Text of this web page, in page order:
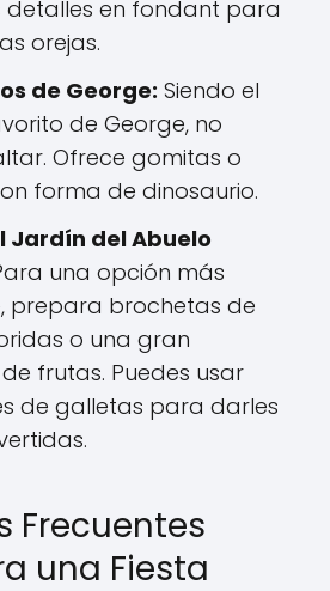
detalles en fondant para
orejas.
de George: Siendo el
de George, no
Ofrece gomitas o
forma de dinosaurio.
Jardín del Abuelo
una opción más
prepara brochetas de
o una gran
frutas. Puedes usar
de galletas para darles
Frecuentes
una Fiesta